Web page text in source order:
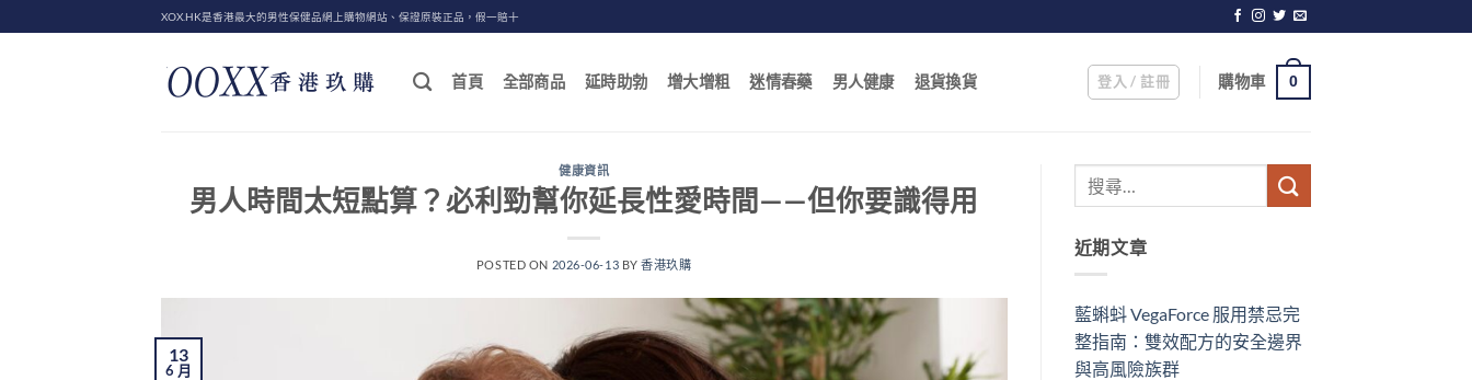
to
XOX.HK是香港最大的男性保健品網上購物網站、保證原裝正品，假一賠十
首頁 全部商品 延時助勃 增大增粗 迷情春藥 男人健康 退貨換貨 登入 / 註冊 購物車 0
健康資訊
男人時間太短點算？必利勁幫你延長性愛時間——但你要識得用
POSTED ON 2026-06-13 BY香港玖購
13
6 月
近期文章
藍蝌蚪 VegaForce 服用禁忌完
整指南：雙效配方的安全邊界
與高風險族群